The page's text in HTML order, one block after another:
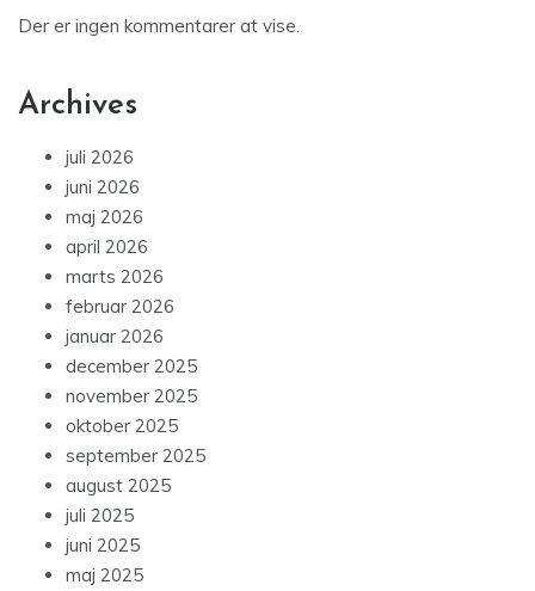
Der er ingen kommentarer at vise.
Archives
juli 2026
juni 2026
maj 2026
april 2026
marts 2026
februar 2026
januar 2026
december 2025
november 2025
oktober 2025
september 2025
august 2025
juli 2025
juni 2025
maj 2025